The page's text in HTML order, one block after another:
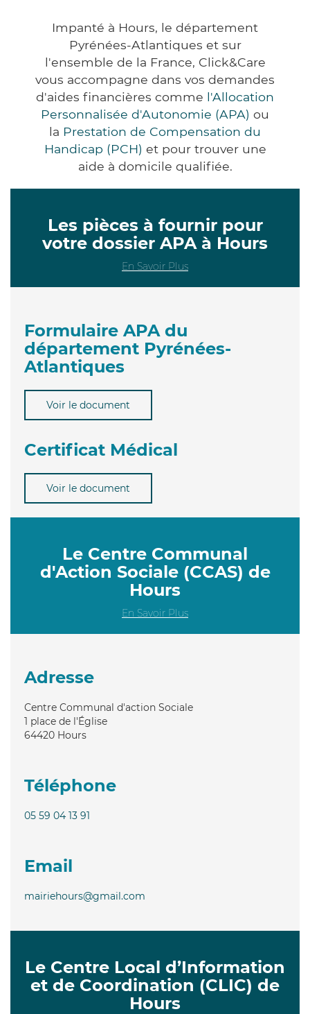
Impanté à Hours, le département
Pyrénées-Atlantiques et sur
l'ensemble de la France, Click&Care
vous accompagne dans vos demandes
d'aides financières comme l'Allocation
Personnalisée d'Autonomie (APA) ou
la Prestation de Compensation du
Handicap (PCH) et pour trouver une
aide à domicile qualifiée.
Les pièces à fournir pour
votre dossier APA à Hours
En Savoir Plus
Formulaire APA du
département Pyrénées-
Atlantiques
Voir le document
Certificat Médical
Voir le document
Le Centre Communal
d'Action Sociale (CCAS) de
Hours
En Savoir Plus
Adresse
Centre Communal d'action Sociale
1 place de l'Église
64420 Hours
Téléphone
05 59 04 13 91
Email
mairiehours@gmail.com
Le Centre Local d’Information
et de Coordination (CLIC) de
Hours